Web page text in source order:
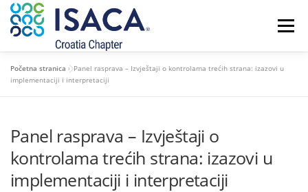
Preskoči
sadržaj
Izbornik
POČETNA O NAMA
NOVOSTI
Početna stranica »Panel rasprava – Izvještaji o kontrolama trećih strana: izazovi u
implementaciji i interpretaciji
Panel rasprava – Izvještaji o
kontrolama trećih strana: izazovi u
implementaciji i interpretaciji